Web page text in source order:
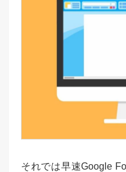
それでは早速Google